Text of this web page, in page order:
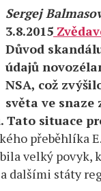
Sergej
3.8.2015
Důvod
údajů
NSA, což
světa ve
Tato situace
přeběhlíka
velký povyk,
dalšími státy